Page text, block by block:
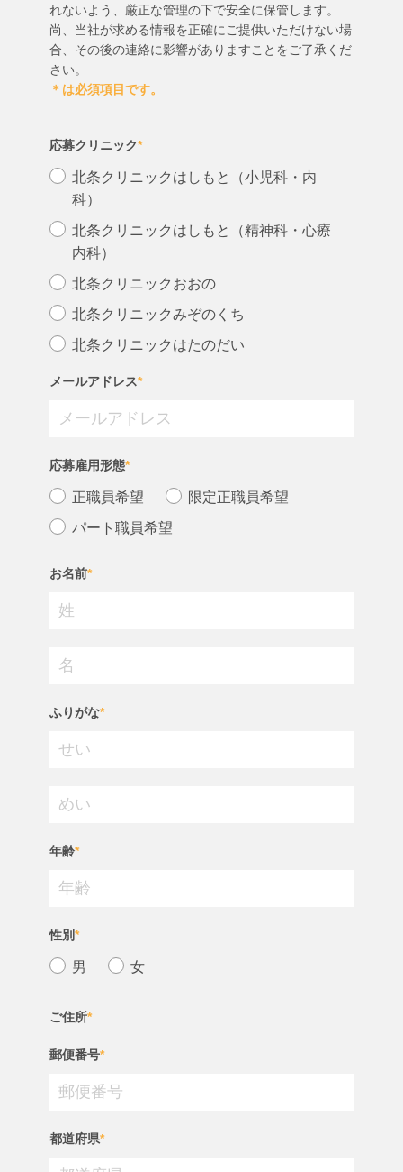
れないよう、厳正な管理の下で安全に保管します。
尚、当社が求める情報を正確にご提供いただけない場
合、その後の連絡に影響がありますことをご了承くだ
さい。
＊は必須項目です。
応募クリニック*
北条クリニックはしもと（小児科・内
科）
北条クリニックはしもと（精神科・心療
内科）
北条クリニックおおの
北条クリニックみぞのくち
北条クリニックはたのだい
メールアドレス*
応募雇用形態*
正職員希望
限定正職員希望
パート職員希望
お名前*
ふりがな*
年齢*
性別*
男 女
ご住所*
郵便番号*
都道府県*